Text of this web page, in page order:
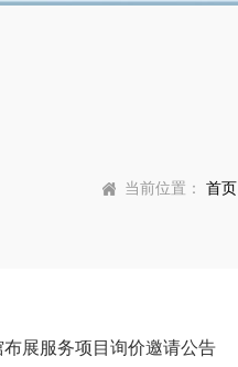
当前位置： 首页
展服务项目询价邀请公告